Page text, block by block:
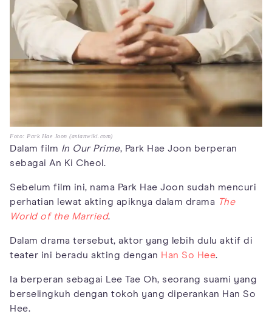
Foto: Park Hae Joon (asianwiki.com)
Dalam film In Our Prime, Park Hae Joon berperan
sebagai An Ki Cheol.
Sebelum film ini, nama Park Hae Joon sudah mencuri
perhatian lewat akting apiknya dalam drama The
World of the Married.
Dalam drama tersebut, aktor yang lebih dulu aktif di
teater ini beradu akting dengan Han So Hee.
Ia berperan sebagai Lee Tae Oh, seorang suami yang
berselingkuh dengan tokoh yang diperankan Han So
Hee.